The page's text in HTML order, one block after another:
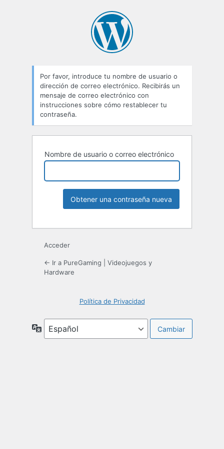
Por favor, introduce tu nombre de usuario o
dirección de correo electrónico. Recibirás un
mensaje de correo electrónico con
instrucciones sobre cómo restablecer tu
contraseña.
Nombre de usuario o correo electrónico
Acceder
← Ir a PureGaming | Videojuegos y
Hardware
Política de Privacidad
Idioma